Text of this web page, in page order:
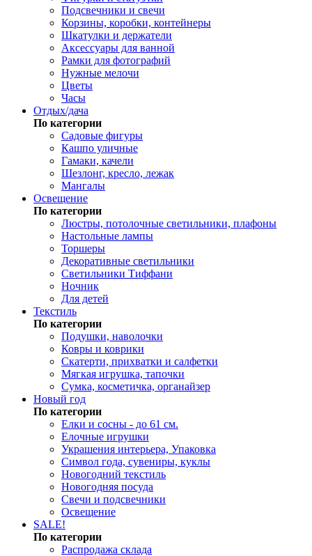
Подсвечники и свечи
Корзины, коробки, контейнеры
Шкатулки и держатели
Аксессуары для ванной
Рамки для фотографий
Нужные мелочи
Цветы
Часы
Отдых/дача
По категории
Садовые фигуры
Кашпо уличные
Гамаки, качели
Шезлонг, кресло, лежак
Мангалы
Освещение
По категории
Люстры, потолочные светильники, плафоны
Настольные лампы
Торшеры
Декоративные светильники
Светильники Тиффани
Ночник
Для детей
Текстиль
По категории
Подушки, наволочки
Ковры и коврики
Скатерти, прихватки и салфетки
Мягкая игрушка, тапочки
Сумка, косметичка, органайзер
Новый год
По категории
Елки и сосны - до 61 см.
Елочные игрушки
Украшения интерьера, Упаковка
Символ года, сувениры, куклы
Новогодний текстиль
Новогодняя посуда
Свечи и подсвечники
Освещение
SALE!
По категории
Распродажа склада